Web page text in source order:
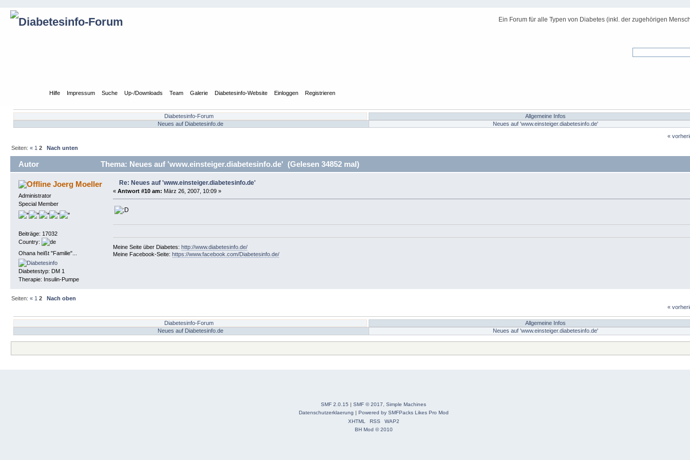
Ein Forum für alle Typen von Diabetes (inkl. der zugehörigen
Hilfe Impressum Suche Up-/Downloads Team Galerie Diabetesinfo-Website Einloggen Registrieren
Diabetesinfo-Forum
Allgemeine Infos
Neues auf Diabetesinfo.de
Neues auf 'www.einsteiger.diabetesinfo.de'
«
Seiten:« 1 2 Nach unten
Autor Thema: Neues auf 'www.einsteiger.diabetesinfo.de' (Gelesen 34852 mal)
Joerg Moeller
Administrator
Special Member
Beiträge: 17032
Country:
Ohana heißt "Familie"...
Diabetestyp: DM 1
Therapie: Insulin-Pumpe
Re: Neues auf 'www.einsteiger.diabetesinfo.de'
« Antwort #10 am: März 26, 2007, 10:09 »
Meine Seite über Diabetes: http://www.diabetesinfo.de/
Meine Facebook-Seite: https://www.facebook.com/Diabetesinfo.de/
Seiten:« 1 2
Nach oben
«
Diabetesinfo-Forum
Allgemeine Infos
Neues auf Diabetesinfo.de
Neues auf 'www.einsteiger.diabetesinfo.de'
SMF 2.0.15 | SMF © 2017
Simple Machines
Datenschutzerklaerung | Powered by SMFPacks Likes Pro Mod
XHTML
RSS
WAP2
BH Mod © 2010